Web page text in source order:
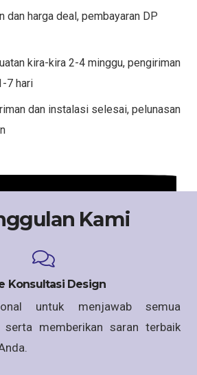
dan harga deal, pembayaran DP
kira-kira 2-4 minggu, pengiriman
7 hari
dan instalasi selesai, pelunasan
Kami
Konsultasi Design
untuk menjawab semua
serta memberikan saran terbaik